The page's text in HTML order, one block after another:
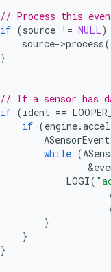
// Process this
if (source != NULL)
source->process(
}
// If a sensor has
if (ident ==
if (engine.
ASensorEvent
while (
&
LOGI(
}
}
}